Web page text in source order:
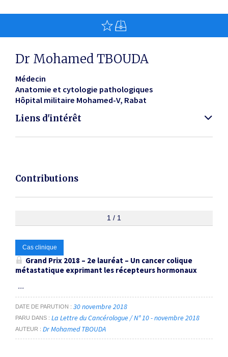
Dr Mohamed TBOUDA
Médecin
Anatomie et cytologie pathologiques
Hôpital militaire Mohamed-V Rabat
Liens d'intérêt
Contributions
1 / 1
Cas clinique
Grand Prix 2018 – 2e lauréat – Un cancer colique
métastatique exprimant les récepteurs hormonaux
...
DATE DE PARUTION 30 novembre 2018
PARU DANS La Lettre du Cancérologue / N° 10 - novembre 2018
AUTEUR Dr Mohamed TBOUDA